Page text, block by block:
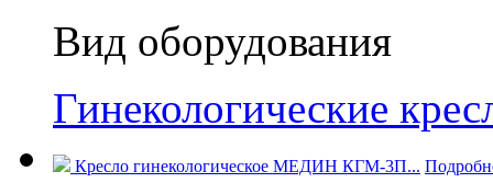
Вид оборудования
Гинекологические
Кресло гинекологическое МЕДИН КГМ-3П...